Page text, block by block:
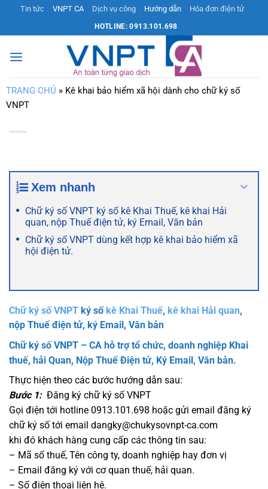
nội
dung
Tin tức VNPT CA Dịch vụ công Hướng dẫn Hóa đơn điện tử
HOTLINE: 0913.101.698
TRANG CHỦ » Kê khai bảo hiểm xã hội dành cho chữ ký số
VNPT
Xem nhanh
Chữ ký số VNPT ký số kê Khai Thuế, kê khai Hải
quan, nộp Thuế điện tử, ký Email, Văn bản
Chữ ký số VNPT dùng kết hợp kê khai bảo hiểm xã
hội điện tử.
Chữ ký số VNPT ký số kê Khai Thuế, kê khai Hải quan,
nộp Thuế điện tử, ký Email, Văn bản
Chữ ký số VNPT – CA hỗ trợ tổ chức, doanh nghiệp Khai
thuế, hải Quan, Nộp Thuế Điện tử, Ký Email, Văn bản.
Thực hiện theo các bước hướng dẫn sau:
Bước 1:Đăng ký chữ ký số VNPT
Gọi điện tới hotline 0913.101.698 hoặc gửi email đăng ký
chữ ký số tới email dangky@chukysovnpt-ca.com
khi đó khách hàng cung cấp các thông tin sau:
– Mã số thuế, Tên công ty, doanh nghiệp hay đơn vị
– Email đăng ký với cơ quan thuế, hải quan.
– Số điện thoại liên hệ.